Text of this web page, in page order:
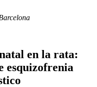
en la rata:
esquizofrenia